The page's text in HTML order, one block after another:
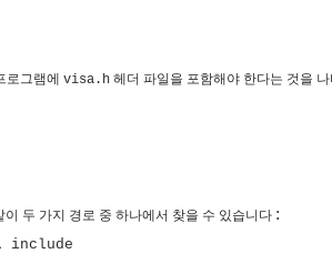
로그램에 visa.h 헤더 파일 을 포함해야 한다는 것을
두 가지 경로 중 하나에서 찾을 수 있습니다 :
include